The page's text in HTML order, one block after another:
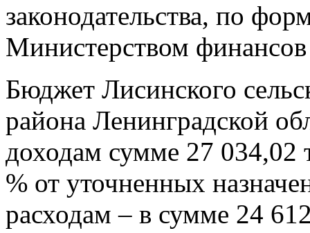
законодательства, по
Министерством
Бюджет Лисинского
района Ленинградской
доходам сумме 27 034,02
% от уточненных
расходам – в сумме 24